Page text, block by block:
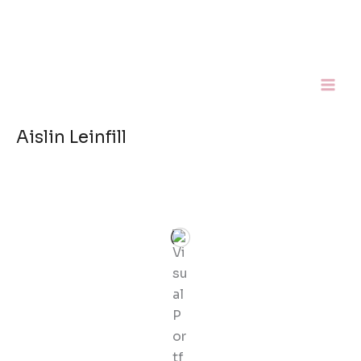
Aislin Leinfill